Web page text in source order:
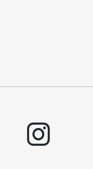
instagram